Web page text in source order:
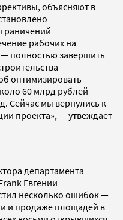
объясняют в
рабочих на
полностью завершить
оптимизировать
60 млрд рублей —
Сейчас мы вернулись к
проекта», — утвеждает
департамента
Евгении
несколько ошибок —
и продаже площадей в